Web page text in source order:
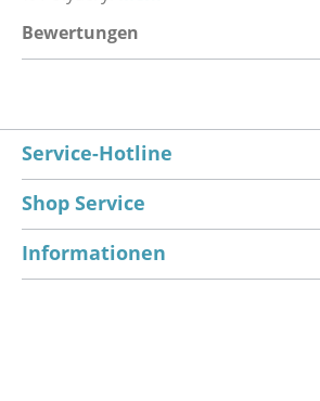
Bewertungen
Service-Hotline
Shop Service
Informationen